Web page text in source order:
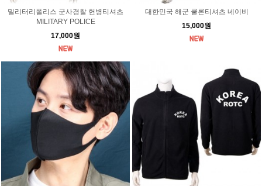
밀리터리폴리스 군사경찰 헌병티셔츠
MILITARY POLICE
17,000원
대한민국 해군 쿨론티셔츠 네이비
15,000원